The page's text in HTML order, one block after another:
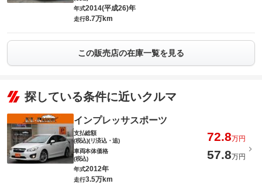
年式2014(平成26)年
走行8.7万km
この販売店の在庫一覧を見る
探している条件に近いクルマ
インプレッサスポーツ
支払総額
(税込)(リ済込・追)
72.8万円
車両本体価格
(税込)
57.8万円
年式2012年
走行3.5万km